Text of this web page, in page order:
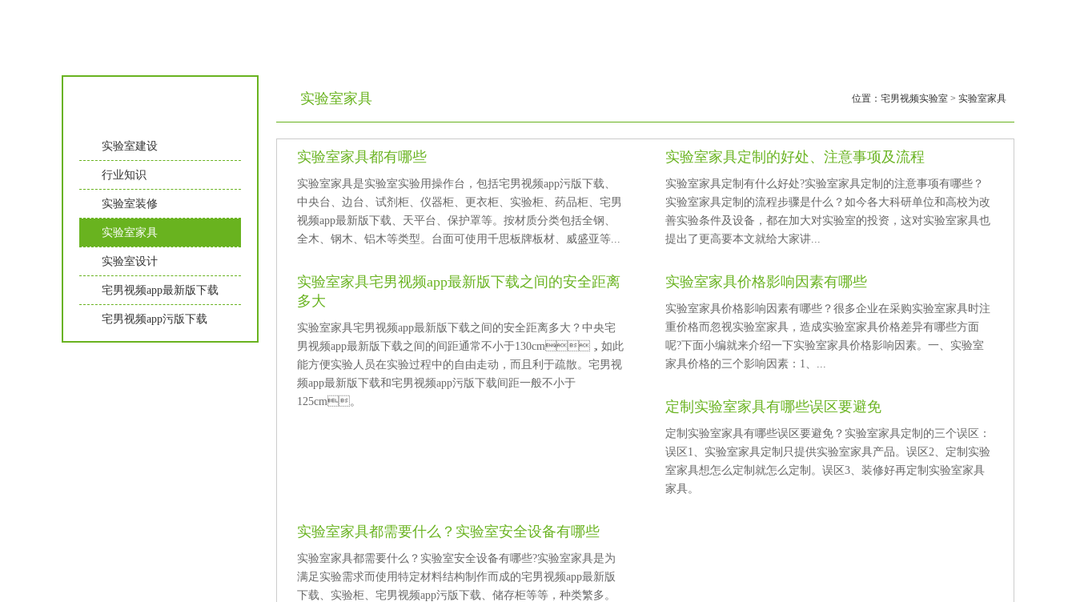
实验室建设
行业知识
实验室装修
实验室家具
实验室设计
宅男视频app最新版下载
宅男视频app污版下载
位置： 宅男视频实验室 > 实验室家具
实验室家具
实验室家具都有哪些
实验室家具是实验室实验用操作台，包括宅男视频app污版下载、
中央台、边台、试剂柜、仪器柜、更衣柜、实验柜、药品柜、宅男
视频app最新版下载、天平台、保护罩等。按材质分类包括全钢、
全木、钢木、铝木等类型。台面可使用千思板牌板材、威盛亚等...
实验室家具定制的好处、注意事项及流程
实验室家具定制有什么好处?实验室家具定制的注意事项有哪些？
实验室家具定制的流程步骤是什么？如今各大科研单位和高校为改
善实验条件及设备，都在加大对实验室的投资，这对实验室家具也
提出了更高要本文就给大家讲...
实验室家具宅男视频app最新版下载之间的安全距离
多大
实验室家具宅男视频app最新版下载之间的安全距离多大？中央宅
男视频app最新版下载之间的间距通常不小于130cm，如此
能方便实验人员在实验过程中的自由走动，而且利于疏散。宅男视
频app最新版下载和宅男视频app污版下载间距一般不小于
125cm。
实验室家具价格影响因素有哪些
实验室家具价格影响因素有哪些？很多企业在采购实验室家具时注
重价格而忽视实验室家具，造成实验室家具价格差异有哪些方面
呢?下面小编就来介绍一下实验室家具价格影响因素。一、实验室
家具价格的三个影响因素：1、...
定制实验室家具有哪些误区要避免
定制实验室家具有哪些误区要避免？实验室家具定制的三个误区​：
误区1、实验室家具定制只提供实验室家具产品。误区2、定制实验
室家具想怎么定制就怎么定制。误区3、装修好再定制实验室家具
家具。
实验室家具都需要什么？实验室安全设备有哪些
实验室家具都需要什么？实验室安全设备有哪些?实验室家具是为
满足实验需求而使用特定材料结构制作而成的宅男视频app最新版
下载、实验柜、宅男视频app污版下载、储存柜等等，种类繁多。